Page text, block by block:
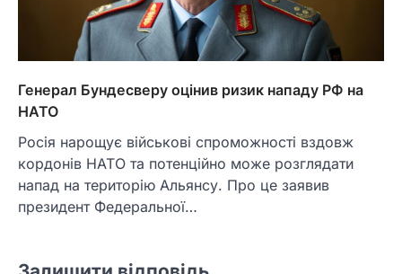
Генерал Бундесверу оцінив ризик нападу РФ на
НАТО
Росія нарощує військові спроможності вздовж
кордонів НАТО та потенційно може розглядати
напад на територію Альянсу. Про це заявив
президент Федеральної…